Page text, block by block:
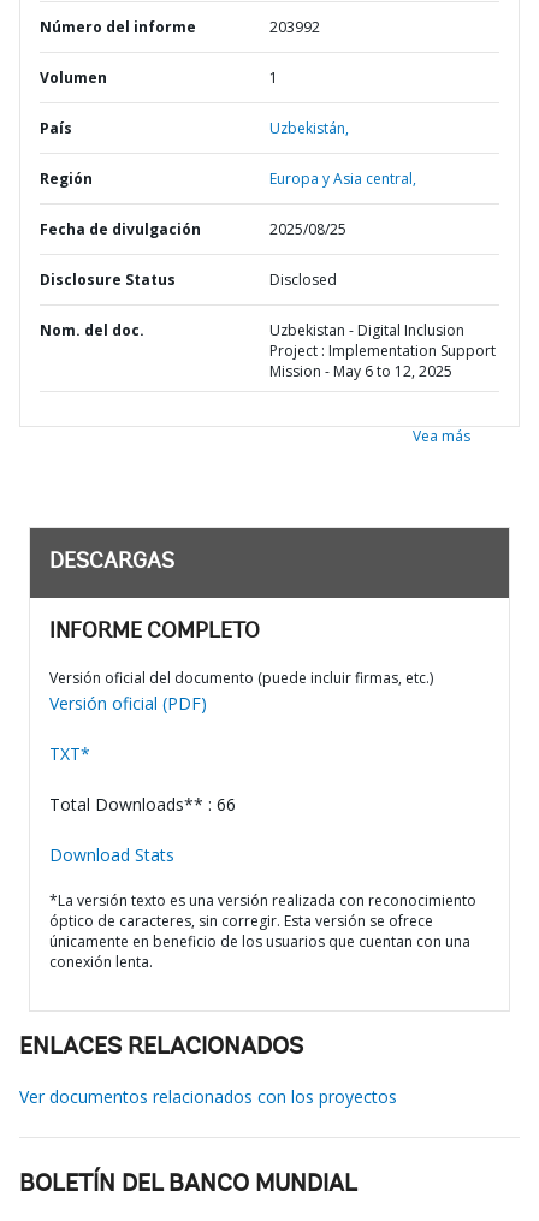
Número del informe 203992
Volumen 1
País Uzbekistán,
Región Europa y Asia central,
Fecha de divulgación 2025/08/25
Disclosure Status Disclosed
Nom. del doc.
Uzbekistan - Digital Inclusion
Project : Implementation Support
Mission - May 6 to 12, 2025
Vea más
DESCARGAS
INFORME COMPLETO
Versión oficial del documento (puede incluir firmas, etc.)
Versión oficial (PDF)
TXT*
Total Downloads** : 66
Download Stats
*La versión texto es una versión realizada con reconocimiento
óptico de caracteres, sin corregir. Esta versión se ofrece
únicamente en beneficio de los usuarios que cuentan con una
conexión lenta.
ENLACES RELACIONADOS
Ver documentos relacionados con los proyectos
BOLETÍN DEL BANCO MUNDIAL